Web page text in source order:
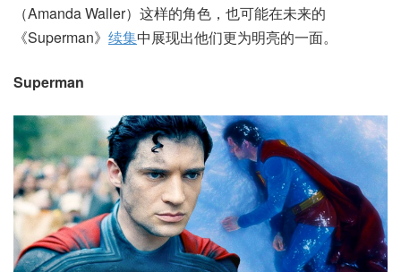
（Amanda Waller）这样的角色，也可能在未来的
《Superman》 续集中展现出他们更为明亮的一面。
Superman